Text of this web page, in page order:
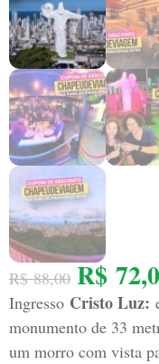
R$88,00 R$
Ingresso Cristo Luz:
monumento de 33
um morro com vista